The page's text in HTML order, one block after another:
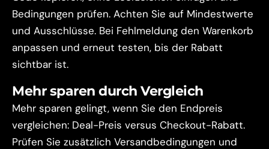
Bedingungen prüfen. Achten Sie auf Mindestwerte
und Ausschlüsse. Bei Fehlmeldung den Warenkorb
anpassen und erneut testen, bis der Rabatt
sichtbar ist.
Mehr sparen durch Vergleich
Mehr sparen gelingt, wenn Sie den Endpreis
vergleichen: Deal-Preis versus Checkout-Rabatt.
Prüfen Sie zusätzlich Versandbedingungen und